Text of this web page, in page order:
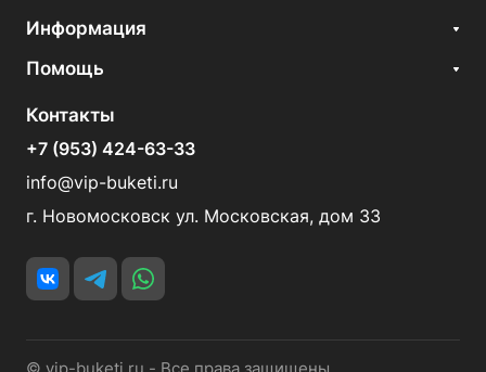
Информация
Помощь
Контакты
+7 (953) 424-63-33
info@vip-buketi.ru
г. Новомосковск ул. Московская, дом 33